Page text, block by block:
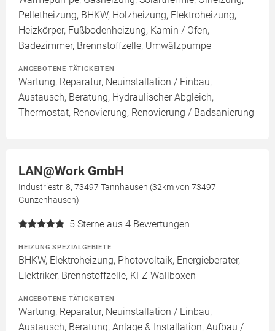
Pelletheizung, BHKW, Holzheizung, Elektroheizung,
Heizkörper, Fußbodenheizung, Kamin / Ofen,
Badezimmer, Brennstoffzelle, Umwälzpumpe
ANGEBOTENE TÄTIGKEITEN
Wartung, Reparatur, Neuinstallation / Einbau,
Austausch, Beratung, Hydraulischer Abgleich,
Thermostat, Renovierung, Renovierung / Badsanierung
LAN@Work GmbH
Industriestr. 8, 73497 Tannhausen (32km von 73497
Gunzenhausen)
5 Sterne aus 4 Bewertungen
HEIZUNG SPEZIALGEBIETE
BHKW, Elektroheizung, Photovoltaik, Energieberater,
Elektriker, Brennstoffzelle, KFZ Wallboxen
ANGEBOTENE TÄTIGKEITEN
Wartung, Reparatur, Neuinstallation / Einbau,
Austausch, Beratung, Anlage & Installation, Aufbau /